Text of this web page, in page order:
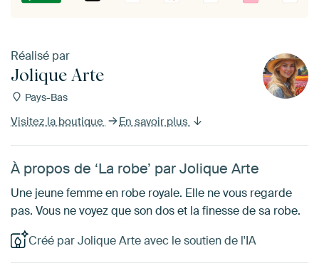
Réalisé par
Jolique Arte
Pays-Bas
Visitez la boutique En savoir plus
À propos de ‘La robe’ par Jolique Arte
Une jeune femme en robe royale. Elle ne vous regarde
pas. Vous ne voyez que son dos et la finesse de sa robe.
Créé par Jolique Arte avec le soutien de l'IA